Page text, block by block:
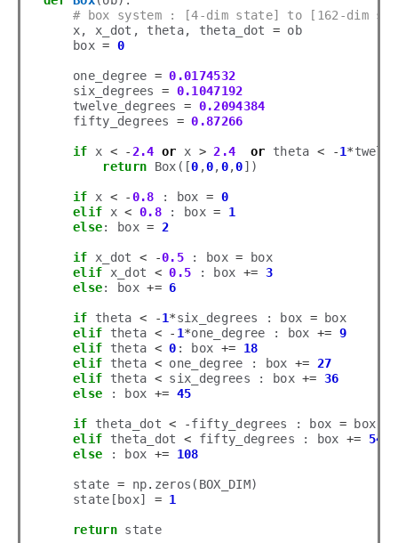
# box system : [4-dim state] to [162-dim
    x, x_dot, theta, theta_dot
= ob
    box
= 0
    one_degree
= 0.0174532
    six_degrees
= 0.1047192
    twelve_degrees
= 0.2094384
    fifty_degrees
= 0.87266
if x < - 2.4 or x > 2.4 or theta < -1*
return Box([0 ,0,0,0])
if x < -0.8 : box = 0
elif x < 0.8 : box =
1
else: box = 2
if x_dot < -0.5 : box = box
elif x_dot < 0.5 : box += 3
else: box += 6
if theta < -1*six_degrees : box = box
elif theta < - 1*one_degree : box += 9
elif theta < 0 : box +=
18
elif theta < one_degree : box +=
27
elif theta < six_degrees : box += 36
else : box += 45
if theta_dot < -fifty_degrees : box = box
elif theta_dot < fifty_degrees : box +=
54
else : box += 108
    state
= np. zeros(BOX_DIM)
    state[box]
= 1
return state